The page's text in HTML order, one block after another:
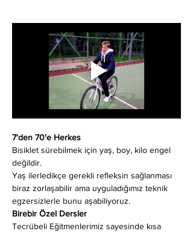
7'den 70'e Herkes
Bisiklet sürebilmek için yaş, boy, kilo engel
değildir.
Yaş ilerledikçe gerekli refleksin sağlanması
biraz zorlaşabilir ama uyguladığımız teknik
egzersizlerle bunu aşabiliyoruz.
Birebir Özel Dersler
Tecrübeli Eğitmenlerimiz sayesinde kısa